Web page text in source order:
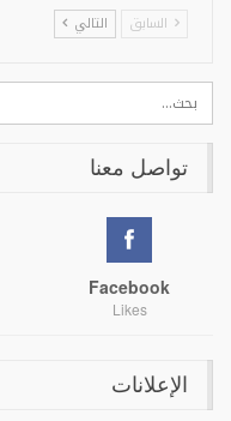
السابق التالي
تواصل معنا
Facebook
Likes
الإعلانات